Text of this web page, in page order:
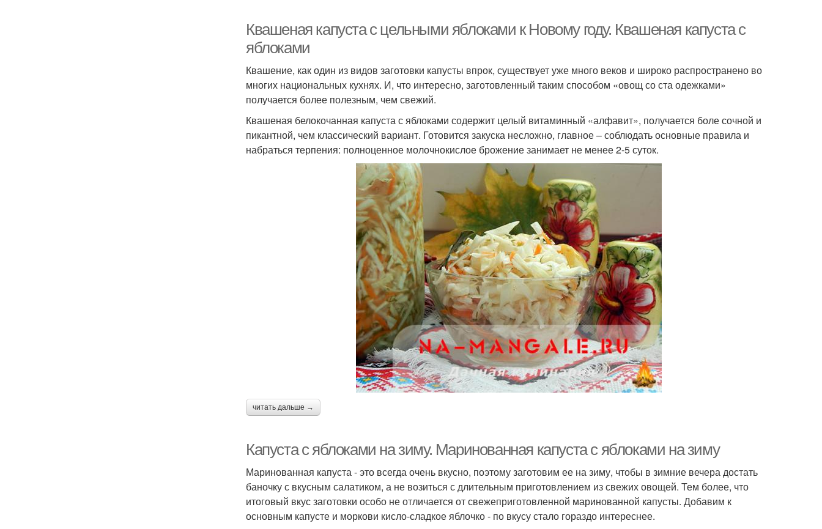
Квашеная капуста с цельными яблоками к Новому году. Квашеная капуста с
яблоками
Квашение, как один из видов заготовки капусты впрок, существует уже много веков и широко распространено во
многих национальных кухнях. И, что интересно, заготовленный таким способом «овощ со ста одежками»
получается более полезным, чем свежий.
Квашеная белокочанная капуста с яблоками содержит целый витаминный «алфавит», получается боле сочной и
пикантной, чем классический вариант. Готовится закуска несложно, главное – соблюдать основные правила и
набраться терпения: полноценное молочнокислое брожение занимает не менее 2-5 суток.
читать дальше →
Капуста с яблоками на зиму. Маринованная капуста с яблоками на зиму
Маринованная капуста - это всегда очень вкусно, поэтому заготовим ее на зиму, чтобы в зимние вечера достать
баночку с вкусным салатиком, а не возиться с длительным приготовлением из свежих овощей. Тем более, что
итоговый вкус заготовки особо не отличается от свежеприготовленной маринованной капусты. Добавим к
основным капусте и моркови кисло-сладкое яблочко - по вкусу стало гораздо интереснее.